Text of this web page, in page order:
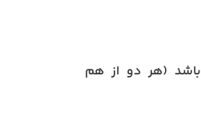
باشد (هر دو از هم